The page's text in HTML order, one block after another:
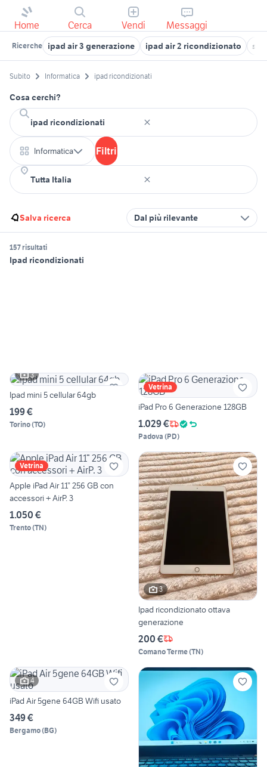
Home Cerca Vendi Messaggi
Ricerche ipad air 3 generazione ipad air 2 ricondizionato
Subito Informatica ipad ricondizionati
Cosa cerchi?
Informatica Filtri
Salva ricerca Dal più rilevante
157 risultati
Ipad ricondizionati
3
Ipad mini 5 cellular 64gb
199 €
Torino(TO)
Vetrina
iPad Pro 6 Generazione 128GB
1.029 €
Padova (PD)
Vetrina
Apple iPad Air 11” 256 GB con
accessori + AirP. 3
1.050 €
Trento(TN)
3
Ipad ricondizionato ottava
generazione
200 €
Comano Terme(TN)
4
iPad Air 5gene 64GB Wifi usato
349 €
Bergamo(BG)